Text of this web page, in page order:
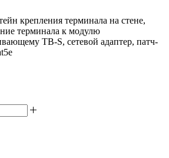
крепления терминала на стене,
терминала к модулю
ТВ-S, сетевой адаптер, патч-